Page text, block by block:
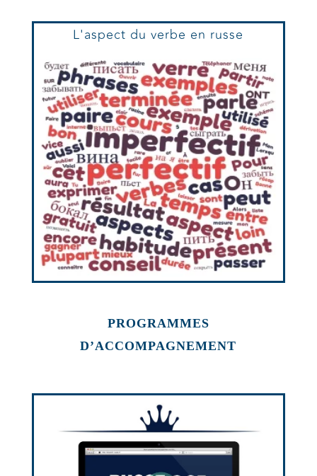
L'aspect du verbe en russe
PROGRAMMES
D’ACCOMPAGNEMENT